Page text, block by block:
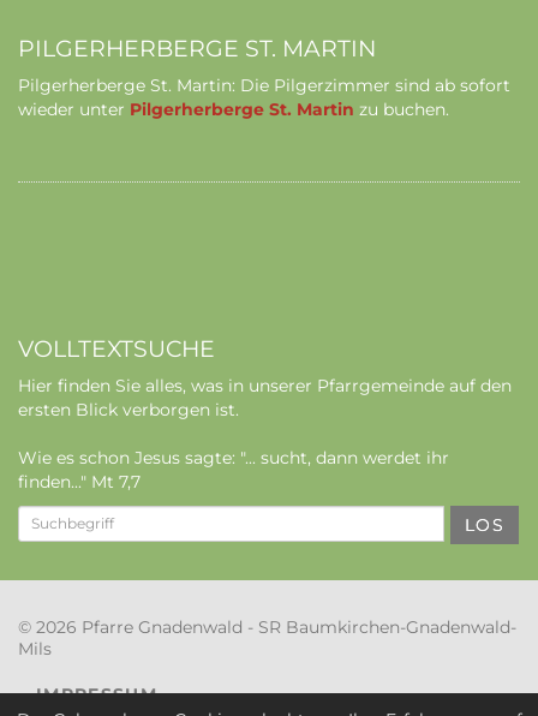
PILGERHERBERGE ST. MARTIN
Pilgerherberge St. Martin: Die Pilgerzimmer sind ab sofort
wieder unter Pilgerherberge St. Martin zu buchen.
VOLLTEXTSUCHE
Hier finden Sie alles, was in unserer Pfarrgemeinde auf den
ersten Blick verborgen ist.
Wie es schon Jesus sagte: "... sucht, dann werdet ihr
finden..." Mt 7,7
LOS
© 2026 Pfarre Gnadenwald - SR Baumkirchen-Gnadenwald-
Mils
IMPRESSUM